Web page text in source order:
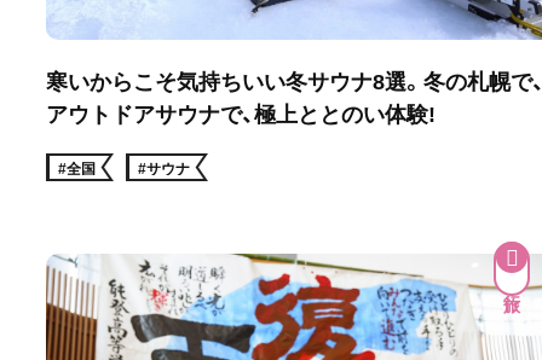
寒いからこそ気持ちいい冬サウナ8選。冬の札幌で、
アウトドアサウナで、極上ととのい体験!
#全国 #サウナ